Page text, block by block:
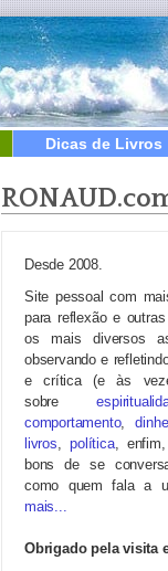
Dicas de Livros
Desde 2008.
Site pessoal com
para reflexão e
os mais diversos
observando e
e crítica (e às
sobre
comportamento,
livros,política,
bons de se
como quem fala a
mais...
Obrigado pela visita